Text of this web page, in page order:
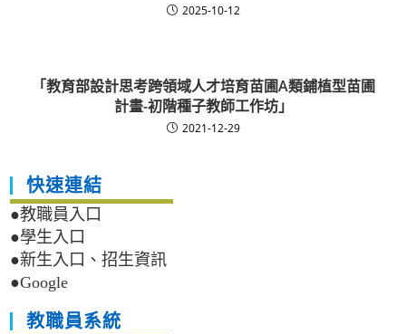
2025-10-12
「教育部設計思考跨領域人才培育苗圃A類鋪植型苗圃
計畫-初階種子教師工作坊」
2021-12-29
快速連結
●教職員入口
●學生入口
●新生入口、招生資訊
●Google
教職員系統